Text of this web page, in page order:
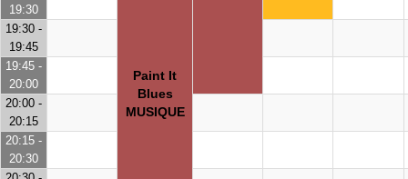
Paint It
Blues
MUSIQUE
19:30
19:30 -
19:45
19:45 -
20:00
20:00 -
20:15
20:15 -
20:30